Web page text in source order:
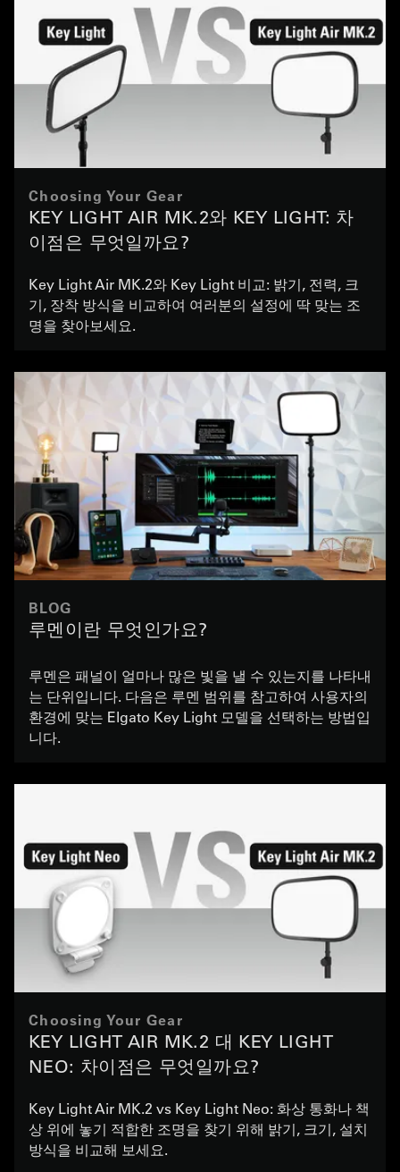
Choosing Your Gear
KEY LIGHT AIR MK.2와 KEY LIGHT: 차
이점은 무엇일까요?
Key Light Air MK.2와 Key Light 비교: 밝기, 전력, 크
기, 장착 방식을 비교하여 여러분의 설정에 딱 맞는 조
명을 찾아보세요.
BLOG
루멘이란 무엇인가요?
루멘은 패널이 얼마나 많은 빛을 낼 수 있는지를 나타내
는 단위입니다. 다음은 루멘 범위를 참고하여 사용자의
환경에 맞는 Elgato Key Light 모델을 선택하는 방법입
니다.
Choosing Your Gear
KEY LIGHT AIR MK.2 대 KEY LIGHT
NEO: 차이점은 무엇일까요?
Key Light Air MK.2 vs Key Light Neo: 화상 통화나 책
상 위에 놓기 적합한 조명을 찾기 위해 밝기, 크기, 설치
방식을 비교해 보세요.